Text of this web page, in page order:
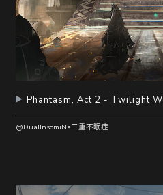
Phantasm, Act 2 - Twilight
@DualInsomiNa二重不眠症